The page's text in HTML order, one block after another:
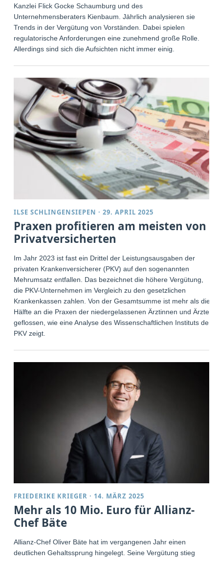
Kanzlei Flick Gocke Schaumburg und des
Unternehmensberaters Kienbaum. Jährlich analysieren sie
Trends in der Vergütung von Vorständen. Dabei spielen
regulatorische Anforderungen eine zunehmend große Rolle.
Allerdings sind sich die Aufsichten nicht immer einig.
ILSE SCHLINGENSIEPEN ·29. APRIL 2025
Praxen profitieren am meisten von
Privatversicherten
Im Jahr 2023 ist fast ein Drittel der Leistungsausgaben der
privaten Krankenversicherer (PKV) auf den sogenannten
Mehrumsatz entfallen. Das bezeichnet die höhere Vergütung,
die PKV-Unternehmen im Vergleich zu den gesetzlichen
Krankenkassen zahlen. Von der Gesamtsumme ist mehr als die
Hälfte an die Praxen der niedergelassenen Ärztinnen und Ärzte
geflossen, wie eine Analyse des Wissenschaftlichen Instituts der
PKV zeigt.
FRIEDERIKE KRIEGER · 14. MÄRZ 2025
Mehr als 10 Mio. Euro für Allianz-
Chef Bäte
Allianz-Chef Oliver Bäte hat im vergangenen Jahr einen
deutlichen Gehaltssprung hingelegt. Seine Vergütung stieg